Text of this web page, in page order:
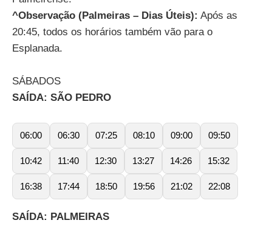
^Observação (Palmeiras – Dias Úteis): Após as
20:45, todos os horários também vão para o
Esplanada.
SÁBADOS
SAÍDA: SÃO PEDRO
06:00 06:30 07:25 08:10 09:00 09:50
10:42 11:40 12:30 13:27 14:26 15:32
16:38 17:44 18:50 19:56 21:02 22:08
SAÍDA: PALMEIRAS